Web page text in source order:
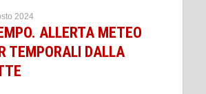
2024
ALLERTA METEO
TEMPORALI DALLA